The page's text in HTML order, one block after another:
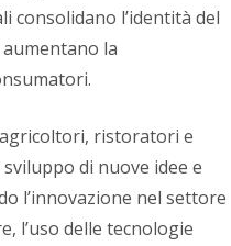
consolidano l’identità del
la
ristoratori e
di nuove idee e
l’innovazione nel settore
l’uso delle tecnologie